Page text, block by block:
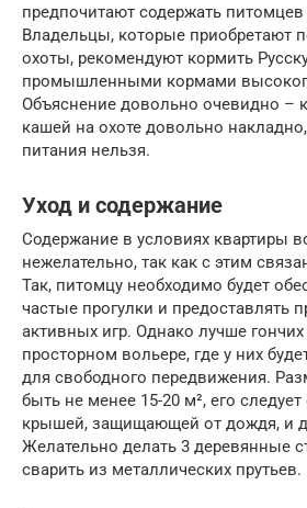
предпочитают содержать питомцев
Владельцы, которые приобретают
охоты, рекомендуют кормить
промышленными кормами
Объяснение довольно очевидно –
кашей на охоте довольно
питания нельзя.
Уход и содержание
Содержание в условиях квартиры
нежелательно, так как с этим
Так, питомцу необходимо будет
частые прогулки и предоставлять
активных игр. Однако лучше
просторном вольере, где у них
для свободного передвижения.
быть не менее 15-20 м², его
крышей, защищающей от дождя, и
Желательно делать 3 деревянные
сварить из металлических прутьев.